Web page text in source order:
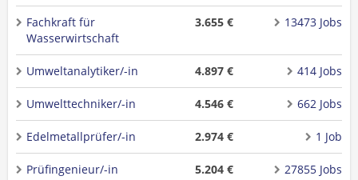
Fachkraft für
Wasserwirtschaft
3.655 € 13473 Jobs
Umweltanalytiker/-in 4.897 € 414 Jobs
Umwelttechniker/-in 4.546 € 662 Jobs
Edelmetallprüfer/-in 2.974 € 1 Job
Prüfingenieur/-in 5.204 € 27855 Jobs